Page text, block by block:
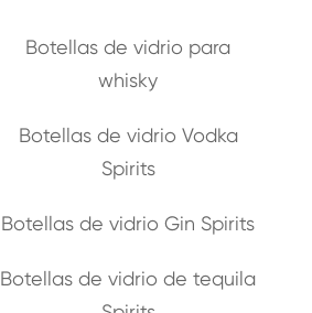
Botellas de vidrio para
whisky
Botellas de vidrio Vodka
Spirits
Botellas de vidrio Gin Spirits
Botellas de vidrio de tequila